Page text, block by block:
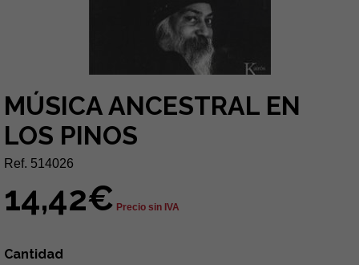
MÚSICA ANCESTRAL EN
LOS PINOS
Ref. 514026
14,42€ Precio sin IVA
Cantidad